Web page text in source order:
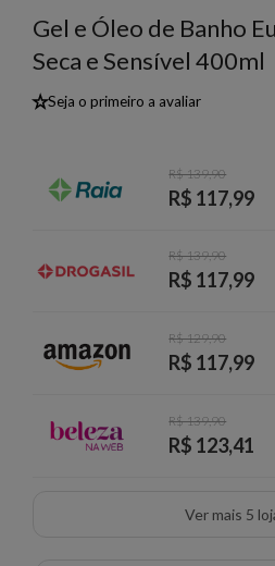
Gel e Óleo de Banho
Seca e Sensível 400ml
★Seja o primeiro a avaliar
R$ 139,90
R$ 117,99
R$ 139,90
R$ 117,99
R$ 129,90
R$ 117,99
R$ 139,90
R$ 123,41
Ver